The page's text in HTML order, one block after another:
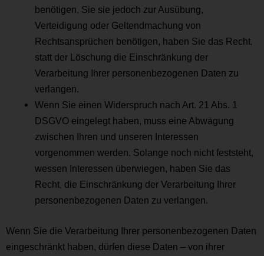
benötigen, Sie sie jedoch zur Ausübung,
Verteidigung oder Geltendmachung von
Rechtsansprüchen benötigen, haben Sie das Recht,
statt der Löschung die Einschränkung der
Verarbeitung Ihrer personenbezogenen Daten zu
verlangen.
Wenn Sie einen Widerspruch nach Art. 21 Abs. 1
DSGVO eingelegt haben, muss eine Abwägung
zwischen Ihren und unseren Interessen
vorgenommen werden. Solange noch nicht feststeht,
wessen Interessen überwiegen, haben Sie das
Recht, die Einschränkung der Verarbeitung Ihrer
personenbezogenen Daten zu verlangen.
Wenn Sie die Verarbeitung Ihrer personenbezogenen Daten
eingeschränkt haben, dürfen diese Daten – von ihrer